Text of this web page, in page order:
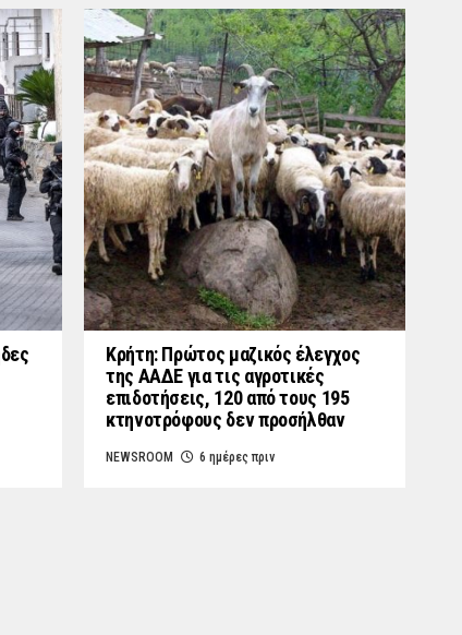
Κρήτη: Πρώτος μαζικός έλεγχος
της ΑΑΔΕ για τις αγροτικές
επιδοτήσεις, 120 από τους 195
κτηνοτρόφους δεν προσήλθαν
NEWSROOM 6 ημέρες πριν